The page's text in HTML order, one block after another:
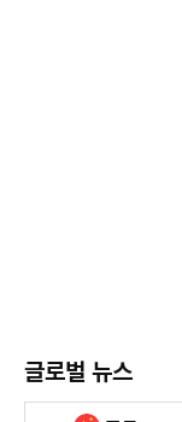
글로벌 뉴스